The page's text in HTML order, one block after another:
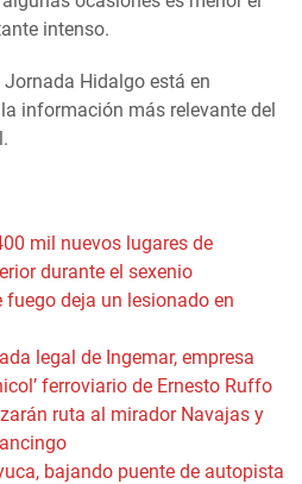
intenso.
Jornada Hidalgo está en
información más relevante del
mil nuevos lugares de
durante el sexenio
deja un lesionado en
legal de Ingemar, empresa
ferroviario de Ernesto Ruffo
ruta al mirador Navajas y
bajando puente de autopista